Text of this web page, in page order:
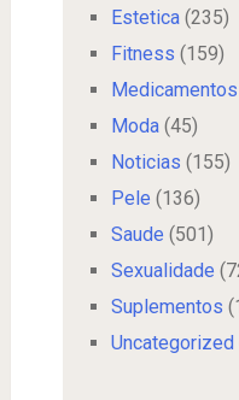
Estetica(235)
Fitness (159)
Medicamentos
Moda(45)
Noticias (155)
Pele (136)
Saude (501)
Sexualidade
Suplementos
Uncategorized